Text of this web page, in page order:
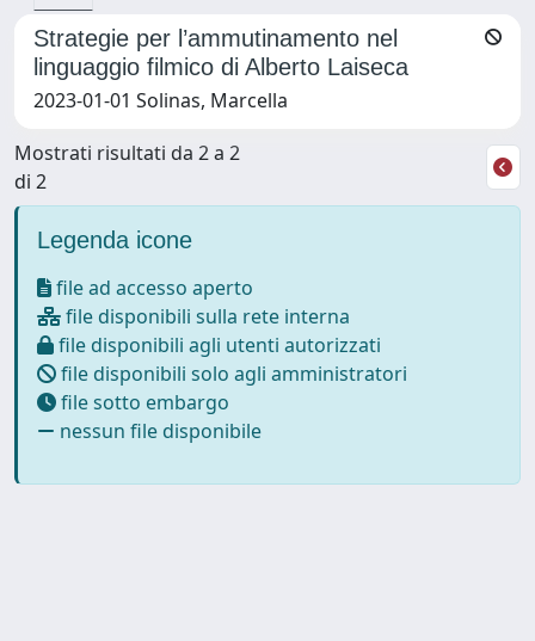
Strategie per l’ammutinamento nel
linguaggio filmico di Alberto Laiseca
2023-01-01 Solinas, Marcella
Mostrati risultati da 2 a 2
di 2
Legenda icone
file ad accesso aperto
file disponibili sulla rete interna
file disponibili agli utenti autorizzati
file disponibili solo agli amministratori
file sotto embargo
nessun file disponibile